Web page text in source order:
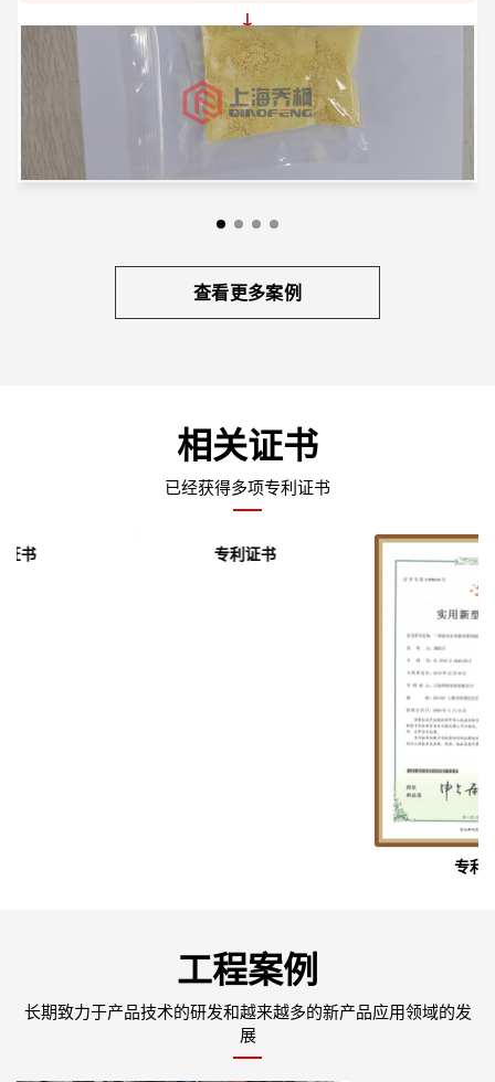
↓
查看更多案例
相关证书
已经获得多项专利证书
专利证书
专利证书
工程案例
长期致力于产品技术的研发和越来越多的新产品应用领域的发
展